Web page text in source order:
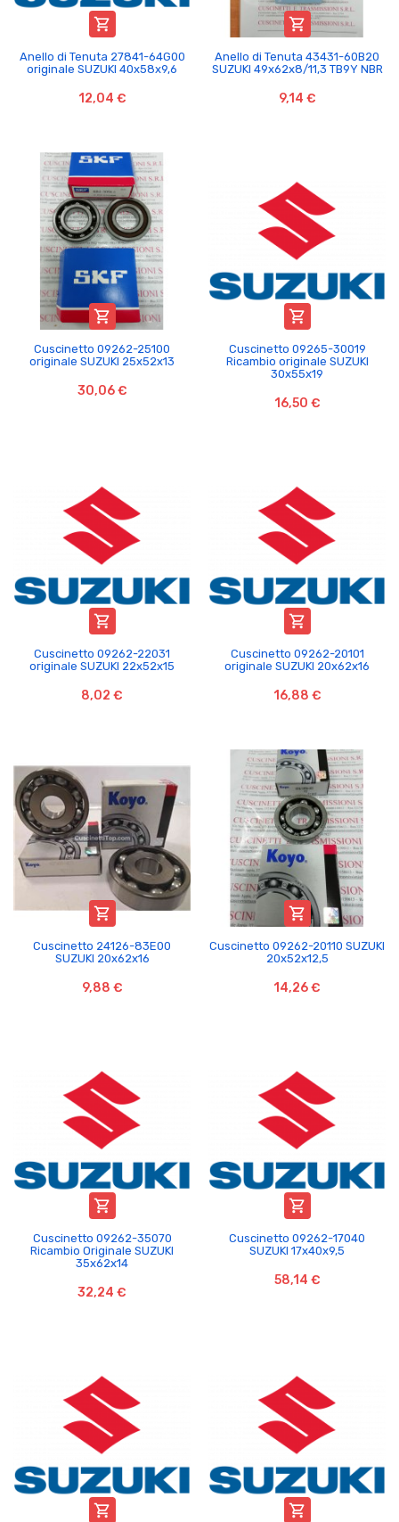

Anello di Tenuta 27841-64G00
originale SUZUKI 40x58x9,6
12,04 €

Anello di Tenuta 43431-60B20
SUZUKI 49x62x8/11,3 TB9Y NBR
9,14 €

Cuscinetto 09262-25100
originale SUZUKI 25x52x13
30,06 €

Cuscinetto 09265-30019
Ricambio originale SUZUKI
30x55x19
16,50 €

Cuscinetto 09262-22031
originale SUZUKI 22x52x15
8,02 €

Cuscinetto 09262-20101
originale SUZUKI 20x62x16
16,88 €

Cuscinetto 24126-83E00
SUZUKI 20x62x16
9,88 €

Cuscinetto 09262-20110 SUZUKI
20x52x12,5
14,26 €

Cuscinetto 09262-35070
Ricambio Originale SUZUKI
35x62x14
32,24 €

Cuscinetto 09262-17040
SUZUKI 17x40x9,5
58,14 €
 